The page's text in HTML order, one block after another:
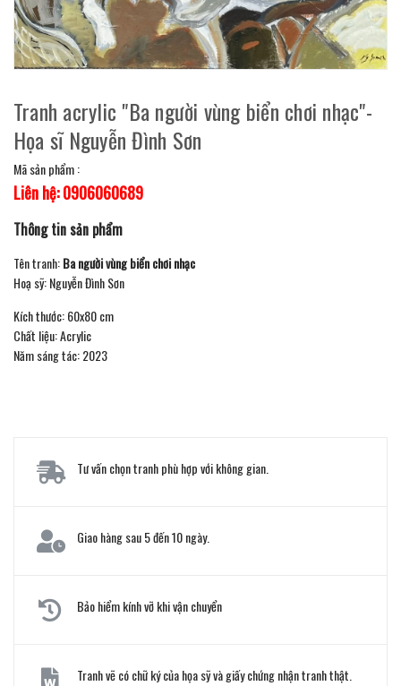
Tranh acrylic "Ba người vùng biển chơi nhạc"-
Họa sĩ Nguyễn Đình Sơn
Mã sản phẩm :
Liên hệ: 0906060689
Thông tin sản phẩm
Tên tranh:Ba người vùng biển chơi nhạc
Hoạ sỹ: Nguyễn Đình Sơn
Kích thước: 60x80 cm
Chất liệu: Acrylic
Năm sáng tác: 2023
Tư vấn chọn tranh phù hợp với không gian.
Giao hàng sau 5 đến 10 ngày.
Bảo hiểm kính vỡ khi vận chuyển
Tranh vẽ có chữ ký của họa sỹ và giấy chứng nhận tranh thật.